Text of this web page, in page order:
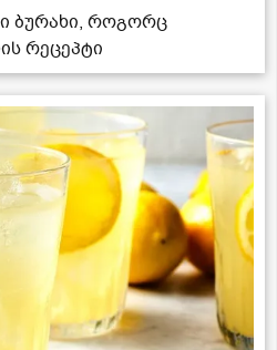
ბურახი, როგორც
რეცეპტი